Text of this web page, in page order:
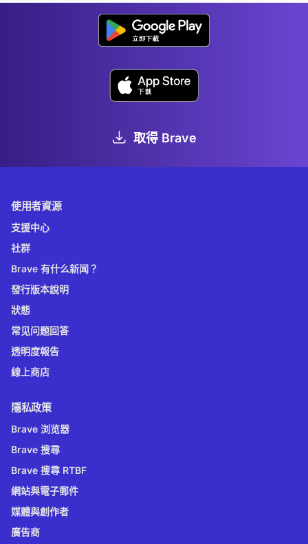
取得 Brave
使用者資源
支援中心
社群
Brave 有什么新闻？
發行版本說明
狀態
常见问题回答
透明度報告
線上商店
隱私政策
Brave 浏览器
Brave 搜尋
Brave 搜尋 RTBF
網站與電子郵件
媒體與創作者
廣告商